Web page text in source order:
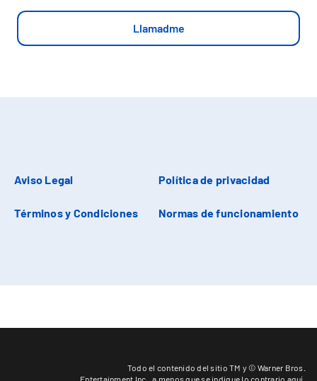
Llamadme
Aviso Legal Política de privacidad
Términos y Condiciones Normas de funcionamiento
Todo el contenido del sitio TM y © Warner Bros.
Entertainment Inc.,a menos que se indique lo contrario aquí